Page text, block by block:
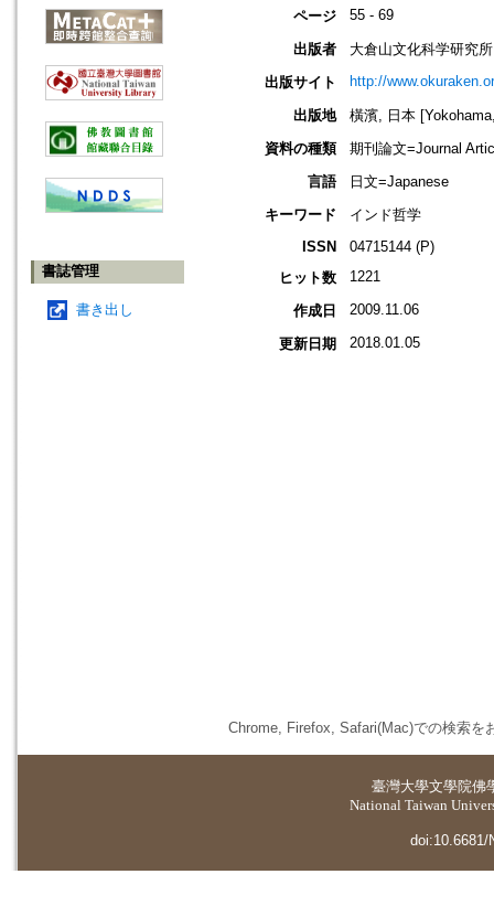
書誌管理
書き出し
ページ 55 - 69
出版者
大倉山文化科学研究所
出版サイト
http://
出版地
橫濱, 日本
資料の種類
期刊論文=Journal
言語
日文=Japanese
キーワード
インド哲学
ISSN
04715144 (P)
ヒット数
1221
作成日 2009.11.06
更新日期 2018.01.05
Chrome, Firefox, Safari(Mac)での検索を
臺灣大學文學院佛
National Taiwan
doi:10.6681/